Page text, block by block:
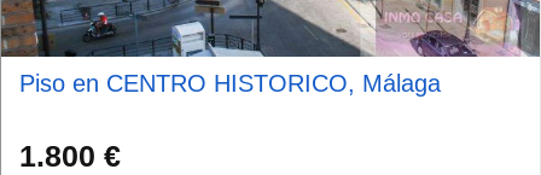
Piso en CENTRO HISTORICO, Málaga
1.800 €